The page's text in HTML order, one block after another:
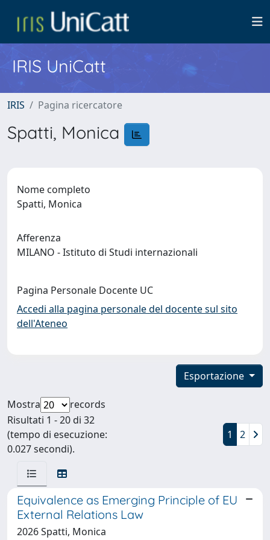
IRIS UniCatt
IRIS Pagina ricercatore
Spatti, Monica
Nome completo
Spatti, Monica
Afferenza
MILANO - Istituto di Studi internazionali
Pagina Personale Docente UC
Accedi alla pagina personale del docente sul sito
dell'Ateneo
Esportazione
Mostra
records
Risultati 1 - 20 di 32
(tempo di esecuzione:
0.027 secondi).
1 2
Equivalence as Emerging Principle of EU
External Relations Law
2026 Spatti, Monica